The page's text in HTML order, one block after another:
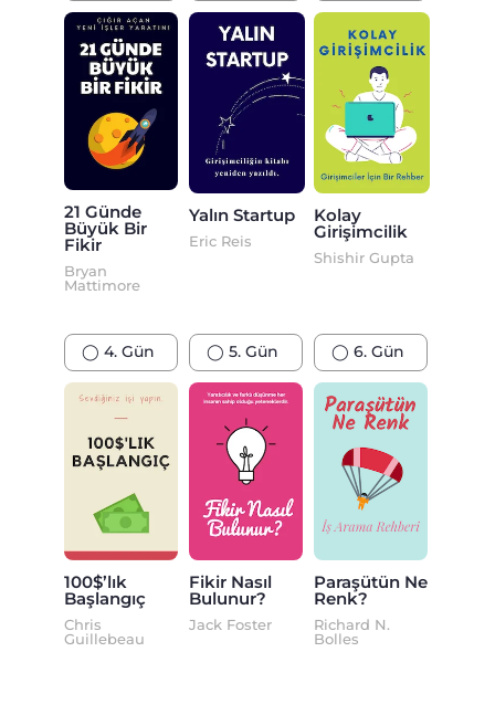
21 Günde
Büyük Bir
Fikir
Bryan
Mattimore
Yalın Startup
Eric Reis
Kolay
Girişimcilik
Shishir Gupta
◯ 4. Gün
100$’lık
Başlangıç
Chris
Guillebeau
◯ 5. Gün
Fikir Nasıl
Bulunur?
Jack Foster
◯ 6. Gün
Paraşütün Ne
Renk?
Richard N.
Bolles